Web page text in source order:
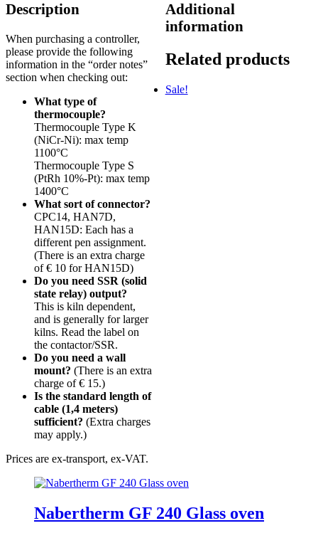
Description
When purchasing a controller,
please provide the following
information in the “order notes”
section when checking out:
What type of
thermocouple?
Thermocouple Type K
(NiCr-Ni): max temp
1100°C
Thermocouple Type S
(PtRh 10%-Pt): max temp
1400°C
What sort of connector?
CPC14, HAN7D,
HAN15D: Each has a
different pen assignment.
(There is an extra charge
of € 10 for HAN15D)
Do you need SSR (solid
state relay) output?
This is kiln dependent,
and is generally for larger
kilns. Read the label on
the contactor/SSR.
Do you need a wall
mount? (There is an extra
charge of € 15.)
Is the standard length of
cable (1,4 meters)
sufficient? (Extra charges
may apply.)
Prices are ex-transport, ex-VAT.
Additional
information
Related products
Sale!
Nabertherm GF 240 Glass oven